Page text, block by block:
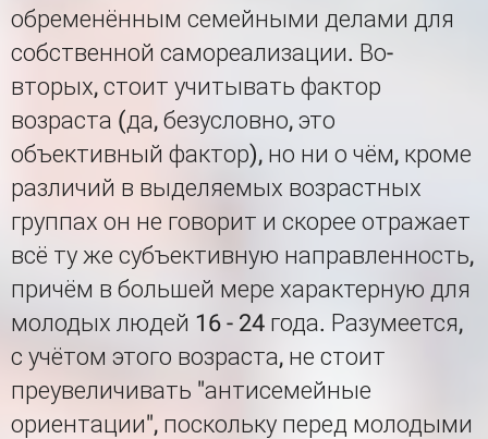
обременённым семейными делами для
собственной самореализации. Во-
вторых, стоит учитывать фактор
возраста (да, безусловно, это
объективный фактор), но ни о чём, кроме
различий в выделяемых возрастных
группах он не говорит и скорее отражает
всё ту же субъективную направленность,
причём в большей мере характерную для
молодых людей 16 - 24 года. Разумеется,
с учётом этого возраста, не стоит
преувеличивать "антисемейные
ориентации", поскольку перед молодыми